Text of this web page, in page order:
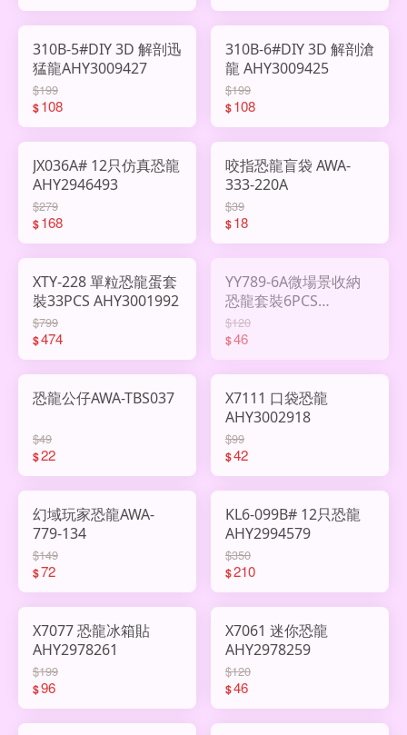
310B-5#DIY 3D 解剖迅
猛龍AHY3009427
$199
$108
310B-6#DIY 3D 解剖滄
龍 AHY3009425
$199
$108
JX036A# 12只仿真恐龍
AHY2946493
$279
$168
咬指恐龍盲袋 AWA-
333-220A
$39
$18
XTY-228 單粒恐龍蛋套
裝33PCS AHY3001992
$799
$474
YY789-6A微場景收納
恐龍套裝6PCS
AHY3002879
$120
$46
恐龍公仔AWA-TBS037
$49
$22
X7111 口袋恐龍
AHY3002918
$99
$42
幻域玩家恐龍AWA-
779-134
$149
$72
KL6-099B# 12只恐龍
AHY2994579
$350
$210
X7077 恐龍冰箱貼
AHY2978261
$199
$96
X7061 迷你恐龍
AHY2978259
$120
$46